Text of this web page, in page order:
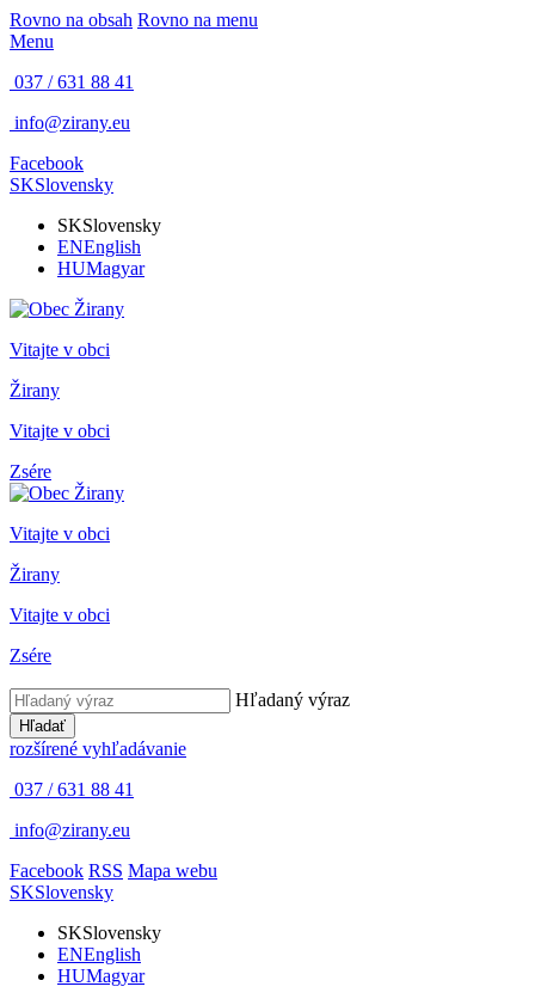
Rovno na obsah Rovno na menu
Menu
037 / 631 88 41
info@zirany.eu
Facebook
SKSlovensky
SKSlovensky
ENEnglish
HUMagyar
Vitajte v obci
Žirany
Vitajte v obci
Zsére
Vitajte v obci
Žirany
Vitajte v obci
Zsére
Hľadaný výraz
Hľadať
rozšírené vyhľadávanie
037 / 631 88 41
info@zirany.eu
Facebook RSS Mapa webu
SKSlovensky
SKSlovensky
ENEnglish
HUMagyar